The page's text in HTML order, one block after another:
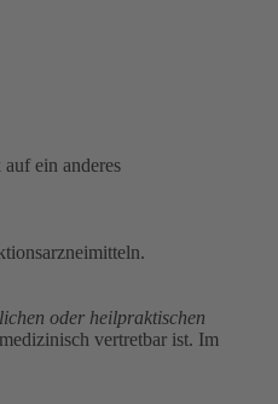
ein anderes
oder heilpraktischen
vertretbar ist. Im